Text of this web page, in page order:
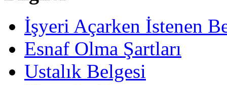
İşyeri Açarken İstenen
Esnaf Olma Şartları
Ustalık Belgesi